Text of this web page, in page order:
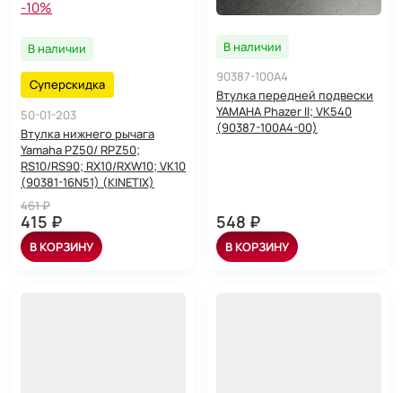
-10%
В наличии
Суперскидка
50-01-203
Втулка нижнего рычага
Yamaha PZ50/ RPZ50;
RS10/RS90; RX10/RXW10; VK10
(90381-16N51) (KINETIX)
461 ₽
415 ₽
В КОРЗИНУ
В наличии
90387-100A4
Втулка передней подвески
YAMAHA Phazer II; VK540
(90387-100A4-00)
548 ₽
В КОРЗИНУ